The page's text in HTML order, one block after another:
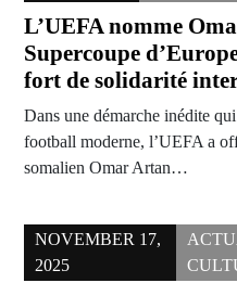
L’UEFA nomme
Supercoupe
fort de solidarité
Dans une démarche inédite
football moderne, l’UEFA a
somalien Omar Artan…
NOVEMBER 17,
2025